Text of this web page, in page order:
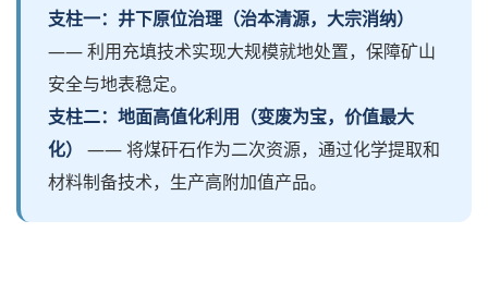
支柱一：井下原位治理（治本清源，大宗消纳）
—— 利用充填技术实现大规模就地处置，保障矿山
安全与地表稳定。
支柱二：地面高值化利用（变废为宝，价值最大
化）
—— 将煤矸石作为二次资源，通过化学提取和
材料制备技术，生产高附加值产品。